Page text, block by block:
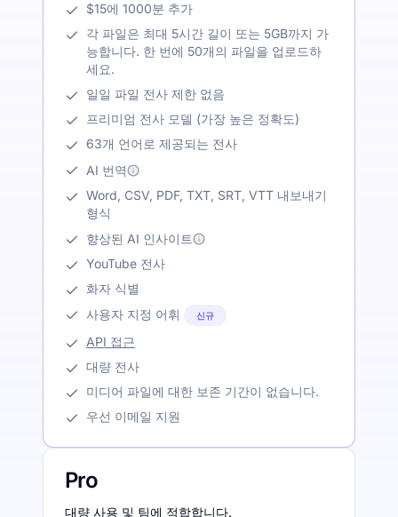
$15에 1000분 추가
각 파일은 최대 5시간 길이 또는 5GB까지 가
능합니다. 한 번에 50개의 파일을 업로드하
세요.
일일 파일 전사 제한 없음
프리미엄 전사 모델 (가장 높은 정확도)
63개 언어로 제공되는 전사
AI 번역
Word, CSV, PDF, TXT, SRT, VTT 내보내기
형식
향상된 AI 인사이트
YouTube 전사
화자 식별
사용자 지정 어휘
신규
API 접근
대량 전사
미디어 파일에 대한 보존 기간이 없습니다.
우선 이메일 지원
Pro
대량 사용 및 팀에 적합합니다.